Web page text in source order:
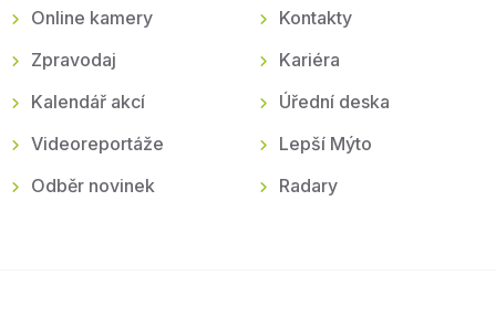
Online kamery
Zpravodaj
Kalendář akcí
Videoreportáže
Odběr novinek
Kontakty
Kariéra
Úřední deska
Lepší Mýto
Radary